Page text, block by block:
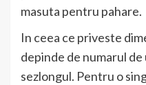
masuta pentru pahare.
In ceea ce priveste
depinde de numarul
sezlongul. Pentru o